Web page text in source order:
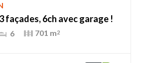
façades, 6ch avec garage !
6 701 m2